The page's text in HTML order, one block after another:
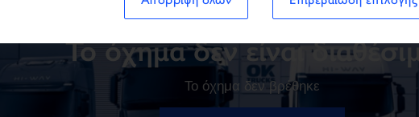
Το όχημα δεν είναι
Το όχημα δεν βρέθηκε